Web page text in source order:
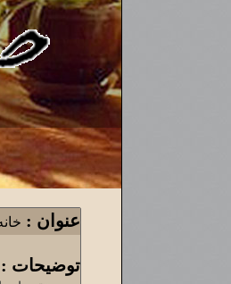
عنوان :
توضیحات :